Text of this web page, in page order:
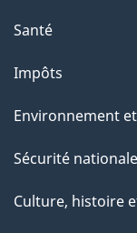
Santé
Impôts
Environnement
Sécurité
Culture, histoire